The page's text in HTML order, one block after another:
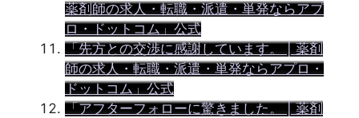
薬剤師の求人・転職・派遣・単発ならアプ
ロ・ドットコム」公式
「先方との交渉に感謝しています。 | 薬剤
師の求人・転職・派遣・単発ならアプロ・
ドットコム」公式
「アフターフォローに驚きました。 | 薬剤